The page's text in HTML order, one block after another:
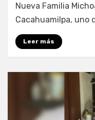
Nueva Familia
Cacahuamilpa, uno
Leer más